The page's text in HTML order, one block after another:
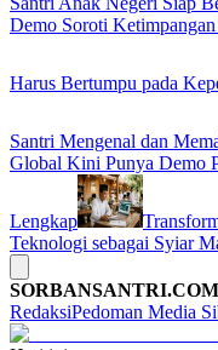
Demo Soroti
Harus Bertumpu pada
Santri Mengenal dan
Global Kini Punya Demo
Lengkap
Teknologi sebagai Syiar
SORBANSANTRI.COM
RedaksiPedoman Media